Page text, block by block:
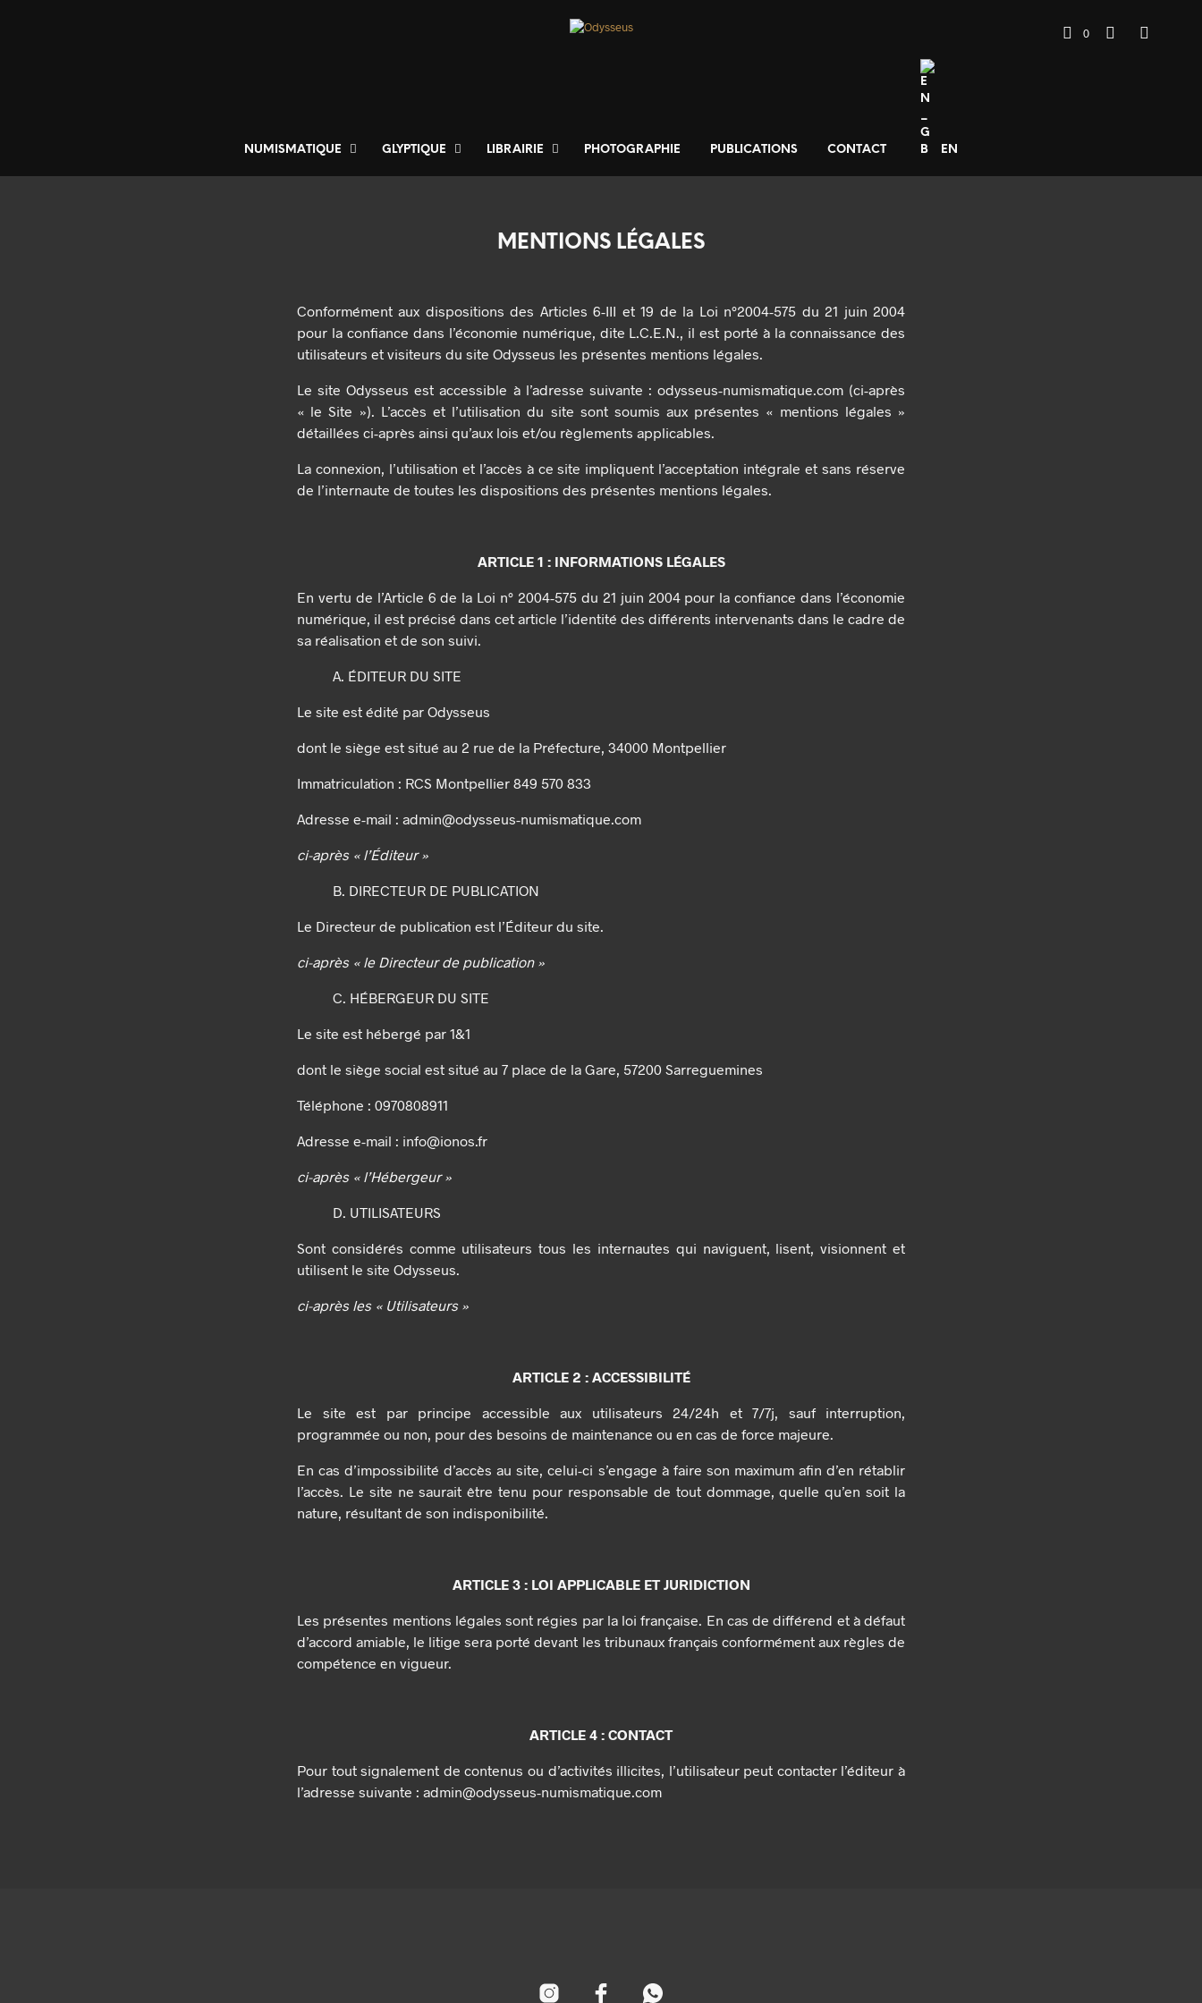
NUMISMATIQUE GLYPTIQUE LIBRAIRIE PHOTOGRAPHIE PUBLICATIONS CONTACT EN
0
MENTIONS LÉGALES
Conformément aux dispositions des Articles 6-III et 19 de la Loi n°2004-575 du 21 juin 2004
pour la confiance dans l’économie numérique, dite L.C.E.N., il est porté à la connaissance des
utilisateurs et visiteurs du site Odysseus les présentes mentions légales.
Le site Odysseus est accessible à l’adresse suivante : odysseus-numismatique.com (ci-après
« le Site »). L’accès et l’utilisation du site sont soumis aux présentes « mentions légales »
détaillées ci-après ainsi qu’aux lois et/ou règlements applicables.
La connexion, l’utilisation et l’accès à ce site impliquent l’acceptation intégrale et sans réserve
de l’internaute de toutes les dispositions des présentes mentions légales.
ARTICLE 1 : INFORMATIONS LÉGALES
En vertu de l’Article 6 de la Loi n° 2004-575 du 21 juin 2004 pour la confiance dans l’économie
numérique, il est précisé dans cet article l’identité des différents intervenants dans le cadre de
sa réalisation et de son suivi.
A. ÉDITEUR DU SITE
Le site est édité par Odysseus
dont le siège est situé au 2 rue de la Préfecture, 34000 Montpellier
Immatriculation : RCS Montpellier 849 570 833
Adresse e-mail : admin@odysseus-numismatique.com
ci-après « l’Éditeur »
B. DIRECTEUR DE PUBLICATION
Le Directeur de publication est l’Éditeur du site.
ci-après « le Directeur de publication »
C. HÉBERGEUR DU SITE
Le site est hébergé par 1&1
dont le siège social est situé au 7 place de la Gare, 57200 Sarreguemines
Téléphone : 0970808911
Adresse e-mail : info@ionos.fr
ci-après « l’Hébergeur »
D. UTILISATEURS
Sont considérés comme utilisateurs tous les internautes qui naviguent, lisent, visionnent et
utilisent le site Odysseus.
ci-après les « Utilisateurs »
ARTICLE 2 : ACCESSIBILITÉ
Le site est par principe accessible aux utilisateurs 24/24h et 7/7j, sauf interruption,
programmée ou non, pour des besoins de maintenance ou en cas de force majeure.
En cas d’impossibilité d’accès au site, celui-ci s’engage à faire son maximum afin d’en rétablir
l’accès. Le site ne saurait être tenu pour responsable de tout dommage, quelle qu’en soit la
nature, résultant de son indisponibilité.
ARTICLE 3 : LOI APPLICABLE ET JURIDICTION
Les présentes mentions légales sont régies par la loi française. En cas de différend et à défaut
d’accord amiable, le litige sera porté devant les tribunaux français conformément aux règles de
compétence en vigueur.
ARTICLE 4 : CONTACT
Pour tout signalement de contenus ou d’activités illicites, l’utilisateur peut contacter l’éditeur à
l’adresse suivante : admin@odysseus-numismatique.com